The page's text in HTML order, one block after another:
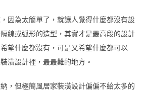
因為太簡單了，就讓人覺得什麼都沒有設
線或弧形的造型，其實才是最高段的設計
望什麼都沒有，可是又希望什麼都可以
潢設計裡，最最難的地方。
，但極簡風居家裝潢設計偏偏不給太多的